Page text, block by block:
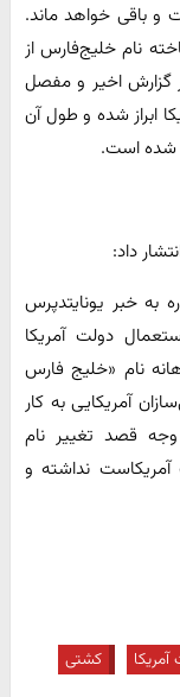
باقی خواهد ماند.
نام خلیج‌فارس از
گزارش اخیر و مفصل
ابراز شده و طول آن
شده است.
داد:
به خبر یونایتدپرس
دولت آمریکا
نام «خلیج فارس
کشتی‌سازان آمریکایی به کار
قصد تغییر نام
نداشته و
کشتی